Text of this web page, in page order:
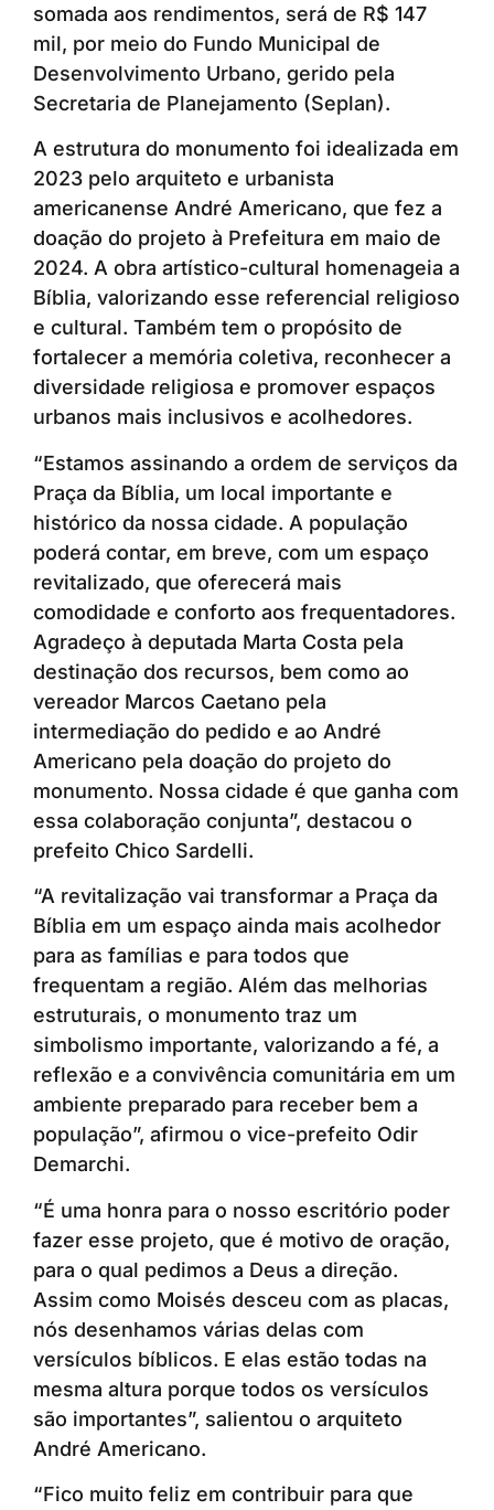
somada aos rendimentos, será de R$ 147
mil, por meio do Fundo Municipal de
Desenvolvimento Urbano, gerido pela
Secretaria de Planejamento (Seplan).
A estrutura do monumento foi idealizada em
2023 pelo arquiteto e urbanista
americanense André Americano, que fez a
doação do projeto à Prefeitura em maio de
2024. A obra artístico-cultural homenageia a
Bíblia, valorizando esse referencial religioso
e cultural. Também tem o propósito de
fortalecer a memória coletiva, reconhecer a
diversidade religiosa e promover espaços
urbanos mais inclusivos e acolhedores.
“Estamos assinando a ordem de serviços da
Praça da Bíblia, um local importante e
histórico da nossa cidade. A população
poderá contar, em breve, com um espaço
revitalizado, que oferecerá mais
comodidade e conforto aos frequentadores.
Agradeço à deputada Marta Costa pela
destinação dos recursos, bem como ao
vereador Marcos Caetano pela
intermediação do pedido e ao André
Americano pela doação do projeto do
monumento. Nossa cidade é que ganha com
essa colaboração conjunta”, destacou o
prefeito Chico Sardelli.
“A revitalização vai transformar a Praça da
Bíblia em um espaço ainda mais acolhedor
para as famílias e para todos que
frequentam a região. Além das melhorias
estruturais, o monumento traz um
simbolismo importante, valorizando a fé, a
reflexão e a convivência comunitária em um
ambiente preparado para receber bem a
população”, afirmou o vice-prefeito Odir
Demarchi.
“É uma honra para o nosso escritório poder
fazer esse projeto, que é motivo de oração,
para o qual pedimos a Deus a direção.
Assim como Moisés desceu com as placas,
nós desenhamos várias delas com
versículos bíblicos. E elas estão todas na
mesma altura porque todos os versículos
são importantes”, salientou o arquiteto
André Americano.
“Fico muito feliz em contribuir para que